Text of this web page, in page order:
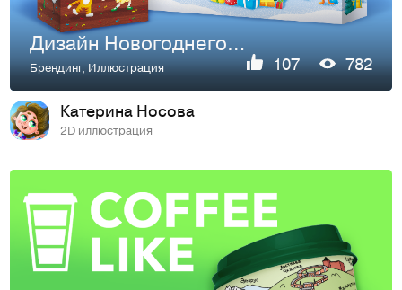
Дизайн Новогоднего подарка
Брендинг,Иллюстрация 107 782
Катерина Носова
2D иллюстрация